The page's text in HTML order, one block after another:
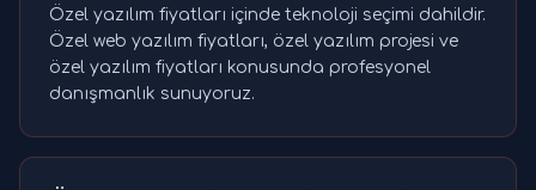
Özel yazılım fiyatları içinde teknoloji seçimi dahildir.
Özel web yazılım fiyatları, özel yazılım projesi ve
özel yazılım fiyatları konusunda profesyonel
danışmanlık sunuyoruz.